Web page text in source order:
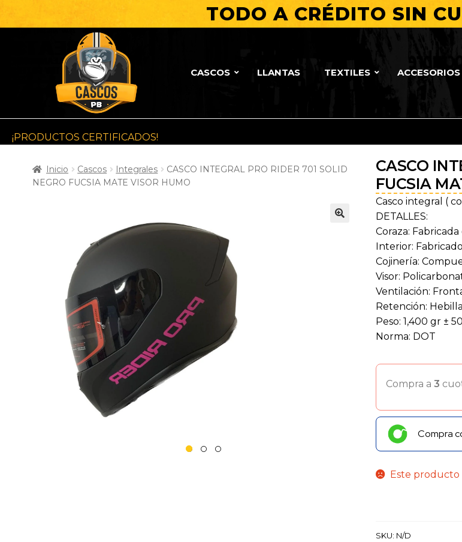
TODO A CRÉDITO SIN
CASCOS LLANTAS TEXTILES ACCESORIOS
¡PRODUCTOS CERTIFICADOS!
Inicio Cascos Integrales
CASCO INTEGRAL PRO RIDER 701 SOLID
NEGRO FUCSIA MATE VISOR HUMO
CASCO
FUCSIA
Casco integral (
DETALLES:
Coraza:
Interior:
Cojinería:
Visor:
Ventilación:
Retención:
Peso: 1,400 gr ± 50
Norma: DOT
Compra a 3
Compra
Este producto
SKU: N/D